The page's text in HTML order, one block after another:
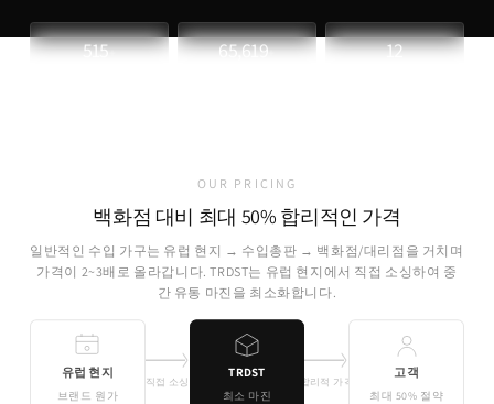
515+ 65,619+ 12
OUR PRICING
백화점 대비 최대 50% 합리적인 가격
일반적인 수입 가구는 유럽 현지 → 수입총판 → 백화점/대리점을 거치며
가격이 2~3배로 올라갑니다. TRDST는 유럽 현지에서 직접 소싱하여 중
간 유통 마진을 최소화합니다.
유럽 현지
브랜드 원가
직접 소싱
TRDST
최소 마진
합리적 가격
고객
최대 50% 절약